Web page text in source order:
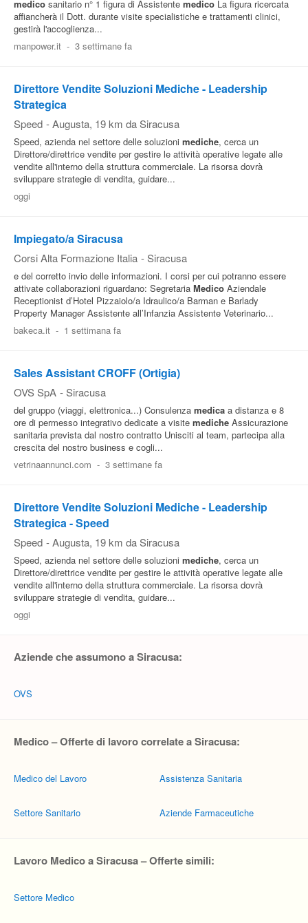
medico sanitario n° 1 figura di Assistente medico La figura ricercata
affiancherà il Dott. durante visite specialistiche e trattamenti clinici,
gestirà l'accoglienza...
manpower.it - 3 settimane fa
Direttore Vendite Soluzioni Mediche - Leadership
Strategica
Speed - Augusta, 19 km da Siracusa
Speed, azienda nel settore delle soluzioni mediche, cerca un
Direttore/direttrice vendite per gestire le attività operative legate alle
vendite all'interno della struttura commerciale. La risorsa dovrà
sviluppare strategie di vendita, guidare...
oggi
Impiegato/a Siracusa
Corsi Alta Formazione Italia - Siracusa
e del corretto invio delle informazioni. I corsi per cui potranno essere
attivate collaborazioni riguardano: Segretaria Medico Aziendale
Receptionist d’Hotel Pizzaiolo/a Idraulico/a Barman e Barlady
Property Manager Assistente all’Infanzia Assistente Veterinario...
bakeca.it - 1 settimana fa
Sales Assistant CROFF (Ortigia)
OVS SpA - Siracusa
del gruppo (viaggi, elettronica...) Consulenza medica a distanza e 8
ore di permesso integrativo dedicate a visite mediche Assicurazione
sanitaria prevista dal nostro contratto Unisciti al team, partecipa alla
crescita del nostro business e cogli...
vetrinaannunci.com - 3 settimane fa
Direttore Vendite Soluzioni Mediche - Leadership
Strategica - Speed
Speed - Augusta, 19 km da Siracusa
Speed, azienda nel settore delle soluzioni mediche, cerca un
Direttore/direttrice vendite per gestire le attività operative legate alle
vendite all'interno della struttura commerciale. La risorsa dovrà
sviluppare strategie di vendita, guidare...
oggi
Aziende che assumono a Siracusa:
OVS
Medico – Offerte di lavoro correlate a Siracusa:
Medico del Lavoro
Settore Sanitario
Assistenza Sanitaria
Aziende Farmaceutiche
Lavoro Medico a Siracusa – Offerte simili:
Settore Medico